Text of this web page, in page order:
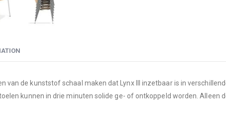
van de kunststof schaal maken dat Lynx III inzetbaar is in
kunnen in drie minuten solide ge- of ontkoppeld worden. Alleen